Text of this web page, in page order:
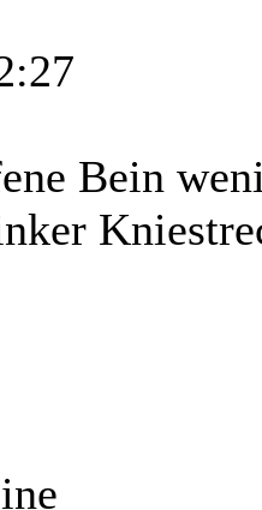
Bein